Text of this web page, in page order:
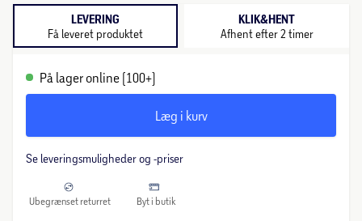
LEVERING
Få leveret produktet
KLIK&HENT
Afhent efter 2 timer
På lager online (100+)
Læg i kurv
Se leveringsmuligheder og -priser
Ubegrænset returret Byt i butik